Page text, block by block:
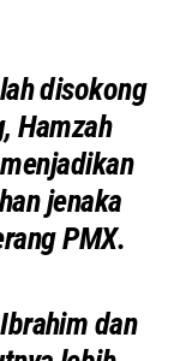
disokong
Hamzah
jenaka
PMX.
dan